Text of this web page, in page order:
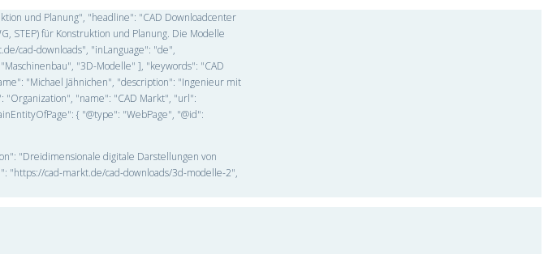
und Planung", "headline": "CAD Downloadcenter
STEP) für Konstruktion und Planung. Die Modelle
cad-downloads", "inLanguage": "de",
"3D-Modelle" ], "keywords": "CAD
"Michael Jähnichen", "description": "Ingenieur mit
"Organization", "name": "CAD Markt", "url":
{ "@type": "WebPage", "@id":
"Dreidimensionale digitale Darstellungen von
"https://cad-markt.de/cad-downloads/3d-modelle-2",